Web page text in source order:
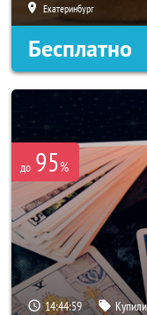
Екатеринбург
Бесплатно
до 95%
14:44:56